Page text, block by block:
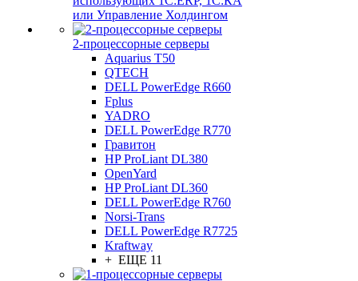
или Управление Холдингом
2-процессорные серверы
Aquarius T50
QTECH
DELL PowerEdge R660
Fplus
YADRO
DELL PowerEdge R770
Гравитон
HP ProLiant DL380
OpenYard
HP ProLiant DL360
DELL PowerEdge R760
Norsi-Trans
DELL PowerEdge R7725
Kraftway
+ ЕЩЕ 11